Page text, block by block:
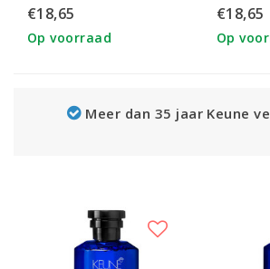
€18,65
Op voorraad
€18,65
Op
Meer dan 35 jaar Keune